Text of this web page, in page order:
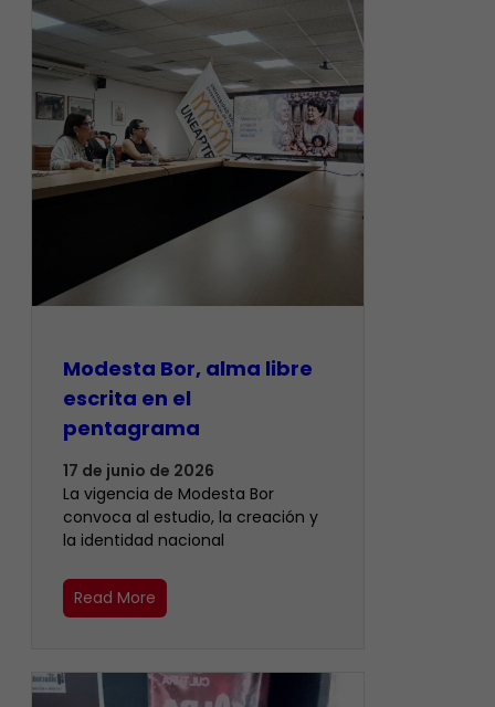
Modesta Bor, alma libre
escrita en el
pentagrama
17 de junio de 2026
La vigencia de Modesta Bor
convoca al estudio, la creación y
la identidad nacional
Read More